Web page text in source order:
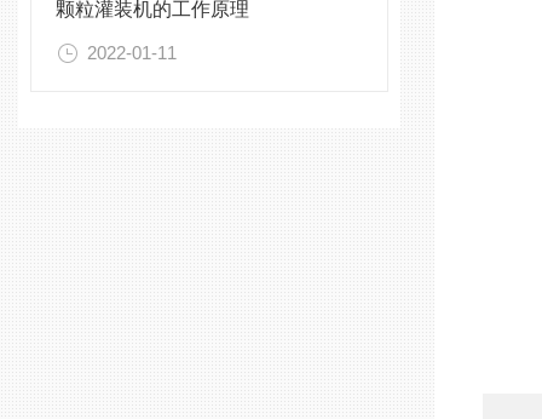
颗粒灌装机的工作原理
2022-01-11